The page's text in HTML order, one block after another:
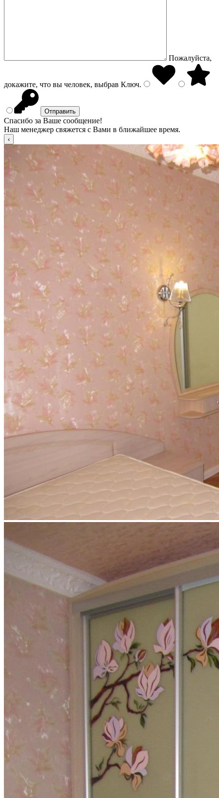
Пожалуйста,
докажите, что вы человек, выбрав Ключ.
Спасибо за Ваше сообщение!
Наш менеджер свяжется с Вами в ближайшее время.